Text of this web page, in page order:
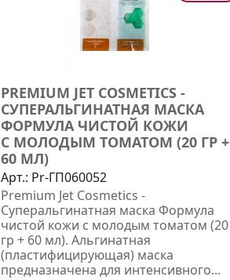
PREMIUM JET COSMETICS -
СУПЕРАЛЬГИНАТНАЯ МАСКА
ФОРМУЛА ЧИСТОЙ КОЖИ
С МОЛОДЫМ ТОМАТОМ (20 ГР +
60 МЛ)
Арт.: Pr-ГП060052
Premium Jet Cosmetics -
Суперальгинатная маска Формула
чистой кожи с молодым томатом (20
гр + 60 мл). Альгинатная
(пластифицирующая) маска
предназначена для интенсивного...